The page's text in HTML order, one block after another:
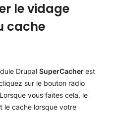
le vidage
cache
Drupal SuperCacherest
sur le bouton radio
vous faites cela, le
le cache lorsque votre